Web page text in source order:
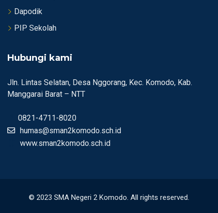
Dapodik
PIP Sekolah
Hubungi kami
Jln. Lintas Selatan, Desa Nggorang, Kec. Komodo, Kab.
Manggarai Barat – NTT
0821-4711-8020
humas@sman2komodo.sch.id
www.sman2komodo.sch.id
© 2023 SMA Negeri 2 Komodo. All rights reserved.